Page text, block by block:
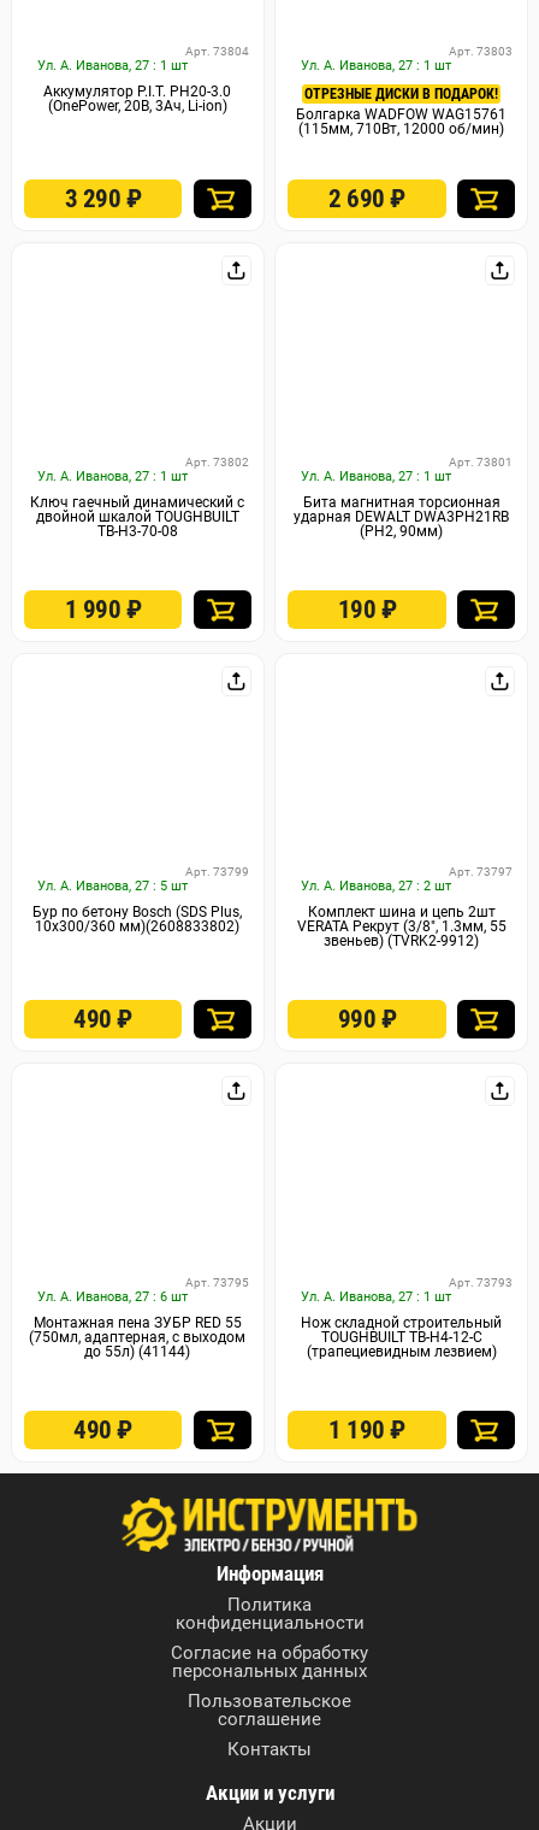
Ул. А. Иванова, 27 : 1 шт
Арт. 73804
Аккумулятор P.I.T. PH20-3.0
(OnePower, 20В, 3Ач, Li-ion)
3 290 ₽
Ул. А. Иванова, 27 : 1 шт
Арт. 73803
ОТРЕЗНЫЕ ДИСКИ В ПОДАРОК!
Болгарка WADFOW WAG15761
(115мм, 710Вт, 12000 об/мин)
2 690₽
Ул. А. Иванова, 27 : 1 шт
Арт. 73802
Ключ гаечный динамический с
двойной шкалой TOUGHBUILT
TB-H3-70-08
1 990 ₽
Ул. А. Иванова, 27 : 1 шт
Арт. 73801
Бита магнитная торсионная
ударная DEWALT DWA3PH21RB
(PH2, 90мм)
190 ₽
Ул. А. Иванова, 27 : 5 шт
Арт. 73799
Бур по бетону Bosch (SDS Plus,
10x300/360 мм)(2608833802)
490₽
Ул. А. Иванова, 27 : 2 шт
Арт. 73797
Комплект шина и цепь 2шт
VERATA Рекрут (3/8″, 1.3мм, 55
звеньев) (TVRK2-9912)
990 ₽
Ул. А. Иванова, 27 : 6 шт
Арт. 73795
Монтажная пена ЗУБР RED 55
(750мл, адаптерная, с выходом
до 55л) (41144)
490₽
Ул. А. Иванова, 27 : 1 шт
Арт. 73793
Нож складной строительный
TOUGHBUILT TB-H4-12-C
(трапециевидным лезвием)
1 190₽
Информация
Политика
конфиденциальности
Согласие на обработку
персональных данных
Пользовательское
соглашение
Контакты
Акции и услуги
Акции